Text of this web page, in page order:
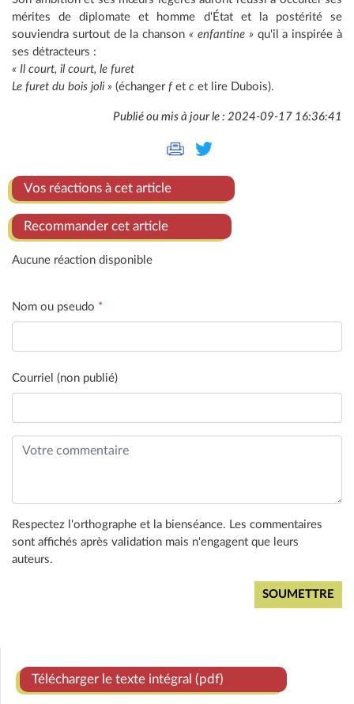
mérites de diplomate et homme d'État et la postérité se
souviendra surtout de la chanson« enfantine » qu'il a inspirée à
ses détracteurs :
« Il court, il court, le furet
Le furet du bois joli » (échanger f et c et lire Dubois).
Publié ou mis à jour le : 2024-09-17 16:36:41
Vos réactions à cet article
Recommander cet article
Aucune réaction disponible
Nom ou pseudo *
Courriel (non publié)
Respectez l'orthographe et la bienséance. Les commentaires
sont affichés après validation mais n'engagent que leurs
auteurs.
Télécharger le texte intégral (pdf)